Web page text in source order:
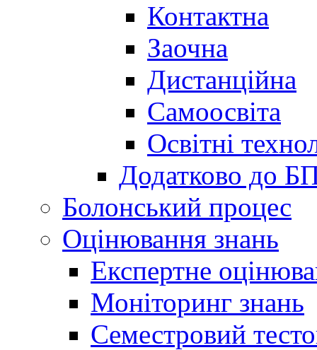
Контактна
Заочна
Дистанційна
Самоосвіта
Освітні
Додатково до
Болонський процес
Оцінювання знань
Експертне
Моніторинг знань
Семестровий